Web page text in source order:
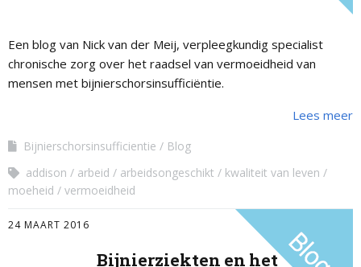
Een blog van Nick van der Meij, verpleegkundig specialist
chronische zorg over het raadsel van vermoeidheid van
mensen met bijnierschorsinsufficiëntie.
Lees meer
Bijnierschorsinsufficientie
Blog
addison
arbeid arbeidsongeschikt
kwaliteit van leven
moeheid
vermoeidheid
24 MAART 2016
Bijnierziekten en het